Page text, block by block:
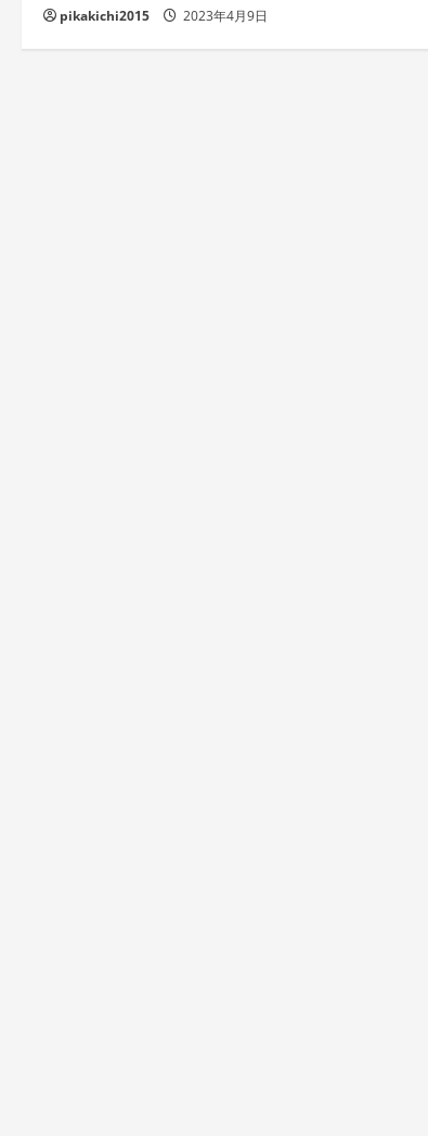
pikakichi2015 2023年4月9日